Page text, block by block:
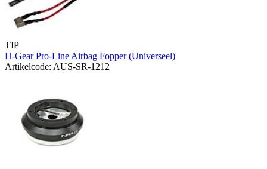
TIP
H-Gear Pro-Line Airbag Fopper (Universeel)
Artikelcode: AUS-SR-1212